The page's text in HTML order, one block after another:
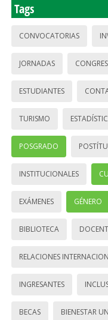
Tags
CONVOCATORIAS
JORNADAS
ESTUDIANTES
TURISMO
POSGRADO
INSTITUCIONALES
EXÁMENES GÉNERO
BIBLIOTECA
RELACIONES
INGRESANTES
BECAS BIENESTAR